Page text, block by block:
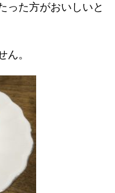
った方がおいしいと
。